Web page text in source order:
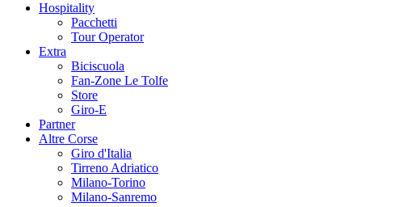
Hospitality
Pacchetti
Tour Operator
Extra
Biciscuola
Fan-Zone Le Tolfe
Store
Giro-E
Partner
Altre Corse
Giro d'Italia
Tirreno Adriatico
Milano-Torino
Milano-Sanremo